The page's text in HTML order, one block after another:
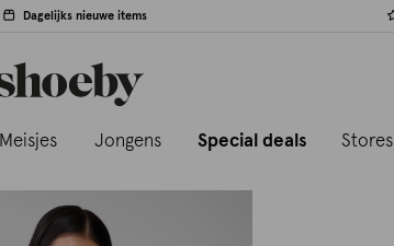
Dagelijks nieuwe items
Meisjes Jongens Special deals Stores